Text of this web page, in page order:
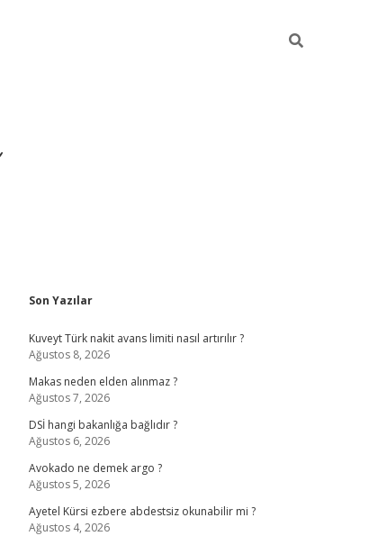
Sidebar
Son Yazılar
Kuveyt Türk nakit avans limiti nasıl artırılır ?
Ağustos 8, 2026
Makas neden elden alınmaz ?
Ağustos 7, 2026
DSİ hangi bakanlığa bağlıdır ?
Ağustos 6, 2026
Avokado ne demek argo ?
Ağustos 5, 2026
Ayetel Kürsi ezbere abdestsiz okunabilir mi ?
Ağustos 4, 2026